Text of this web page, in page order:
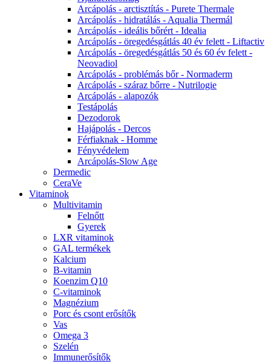
Arcápolás - arctisztítás - Purete Thermale
Arcápolás - hidratálás - Aqualia Thermál
Arcápolás - ideális bőrért - Idealia
Arcápolás - öregedésgátlás 40 év felett - Liftactiv
Arcápolás - öregedésgátlás 50 és 60 év felett -
Neovadiol
Arcápolás - problémás bőr - Normaderm
Arcápolás - száraz bőrre - Nutrilogie
Arcápolás - alapozók
Testápolás
Dezodorok
Hajápolás - Dercos
Férfiaknak - Homme
Fényvédelem
Arcápolás-Slow Age
Dermedic
CeraVe
Vitaminok
Multivitamin
Felnőtt
Gyerek
LXR vitaminok
GAL termékek
Kalcium
B-vitamin
Koenzim Q10
C-vitaminok
Magnézium
Porc és csont erősítők
Vas
Omega 3
Szelén
Immunerősítők